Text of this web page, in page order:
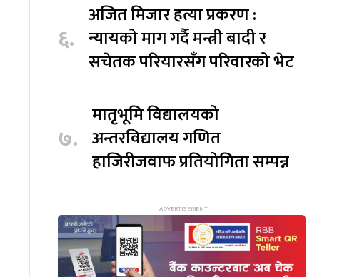
६.
अजित मिजार हत्या प्रकरण :
न्यायको माग गर्दै मन्त्री बादी र
सचेतक परियारसँग परिवारको भेट
७.
मातृभूमि विद्यालयको
अन्तरविद्यालय गणित
हाजिरीजवाफ प्रतियोगिता सम्पन्न